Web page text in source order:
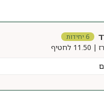
6 יחידות
לחטיף